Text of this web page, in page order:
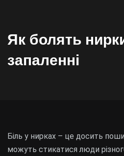
Як болять
запаленні
Біль у нирках – це досить
можуть стикатися люди